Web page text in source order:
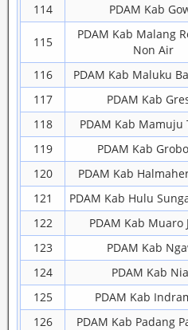
114
PDAM Kab
115
PDAM Kab Malang
Non Air
116 PDAM Kab Maluku
117
PDAM Kab
118
PDAM Kab Mamuju
119
PDAM Kab
120
PDAM Kab
121
PDAM Kab Hulu
122
PDAM Kab Muaro
123
PDAM Kab
124
PDAM Kab
125
PDAM Kab
126
PDAM Kab Padang